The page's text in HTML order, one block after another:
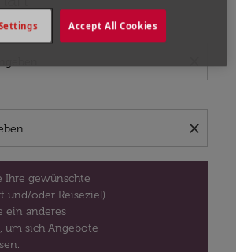
close
Ihre gewünschte
und/oder Reiseziel)
ein anderes
um sich Angebote
Accept All Cookies